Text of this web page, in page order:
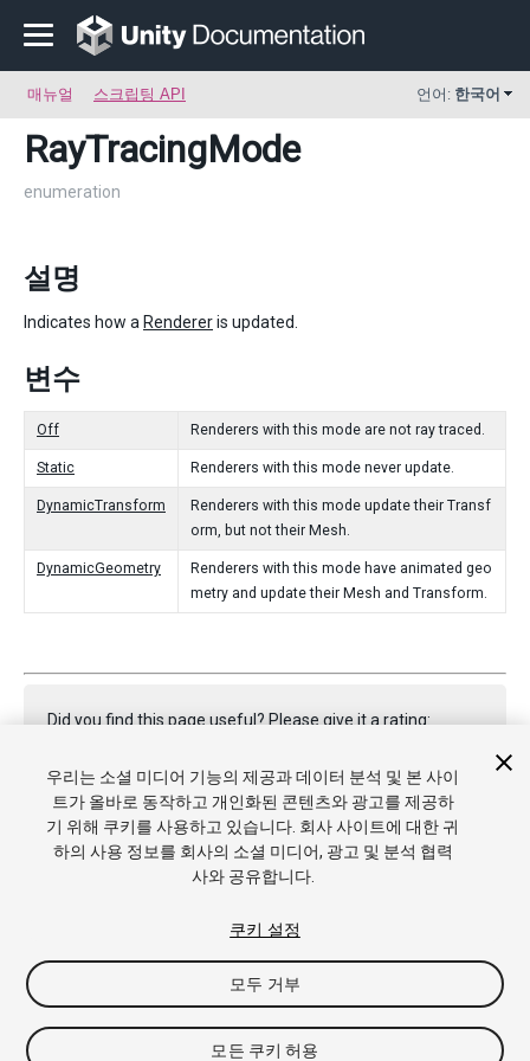
매뉴얼 스크립팅 API 언어: 한국어
RayTracingMode
enumeration
설명
Indicates how a Rendereris updated.
변수
Off Renderers with this mode are not ray traced.
Static Renderers with this mode never update.
DynamicTransform
Renderers with this mode update their Transf
orm, but not their Mesh.
DynamicGeometry
Renderers with this mode have animated geo
metry and update their Mesh and Transform.
Did you find this page useful? Please give it a rating:
Report a problem on this page
Copyright © 2021 Unity Technologies. Publication 2020.3
및 이용약관
개인정보처리방침
내 개인정보 판
우리는 소셜 미디어 기능의 제공과 데이터 분석 및 본 사이
트가 올바로 동작하고 개인화된 콘텐츠와 광고를 제공하
기 위해 쿠키를 사용하고 있습니다. 회사 사이트에 대한 귀
하의 사용 정보를 회사의 소셜 미디어, 광고 및 분석 협력
사와 공유합니다.
쿠키 설정
모두 거부
모든 쿠키 허용